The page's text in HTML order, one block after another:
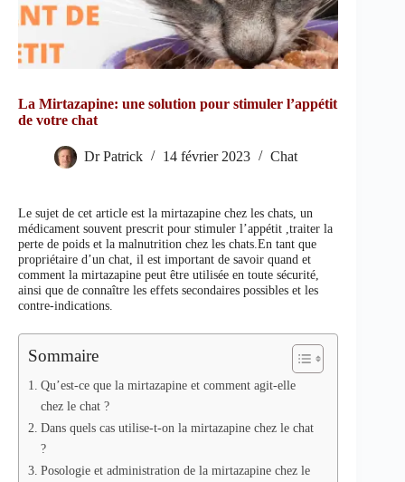
La Mirtazapine: une solution pour stimuler l’appétit
de votre chat
Dr Patrick 14 février 2023 Chat
Le sujet de cet article est la mirtazapine chez les chats, un
médicament souvent prescrit pour stimuler l’appétit ,traiter la
perte de poids et la malnutrition chez les chats.En tant que
propriétaire d’un chat, il est important de savoir quand et
comment la mirtazapine peut être utilisée en toute sécurité,
ainsi que de connaître les effets secondaires possibles et les
contre-indications.
Sommaire
Qu’est-ce que la mirtazapine et comment agit-elle
chez le chat ?
Dans quels cas utilise-t-on la mirtazapine chez le chat
?
Posologie et administration de la mirtazapine chez le